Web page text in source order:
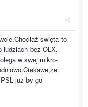
święta to
ludziach bez OLX.
w swej mikro-
już by go